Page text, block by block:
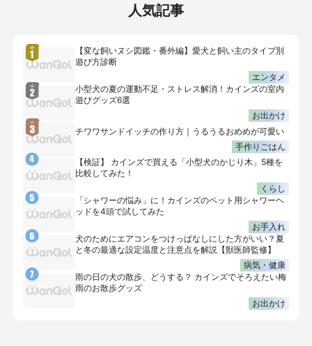
人気記事
【変な飼いヌシ図鑑・番外編】愛犬と飼い主のタイプ別
遊び方診断
エンタメ
小型犬の夏の運動不足・ストレス解消！カインズの室内
遊びグッズ6選
お出かけ
チワワサンドイッチの作り方｜うるうるおめめが可愛い
手作りごはん
【検証】 カインズで買える「小型犬のかじり木」5種を
比較してみた！
くらし
「シャワーの悩み」に！カインズのペット用シャワーヘ
ッドを4頭で試してみた
お手入れ
犬のためにエアコンをつけっぱなしにした方がいい？夏
と冬の最適な設定温度と注意点を解説【獣医師監修】
病気・健康
雨の日の犬の散歩、どうする？ カインズでそろえたい梅
雨のお散歩グッズ
お出かけ